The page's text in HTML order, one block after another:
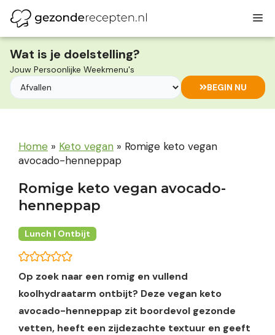
naar
de
inhoud
Wat is je doelstelling?
Jouw Persoonlijke Weekmenu's
BEGIN NU
Home » Keto vegan » Romige keto vegan
avocado-henneppap
Romige keto vegan avocado-
henneppap
Lunch | Ontbijt
Op zoek naar een romig en vullend
koolhydraatarm ontbijt? Deze vegan keto
avocado-henneppap zit boordevol gezonde
vetten, heeft een zijdezachte textuur en geeft